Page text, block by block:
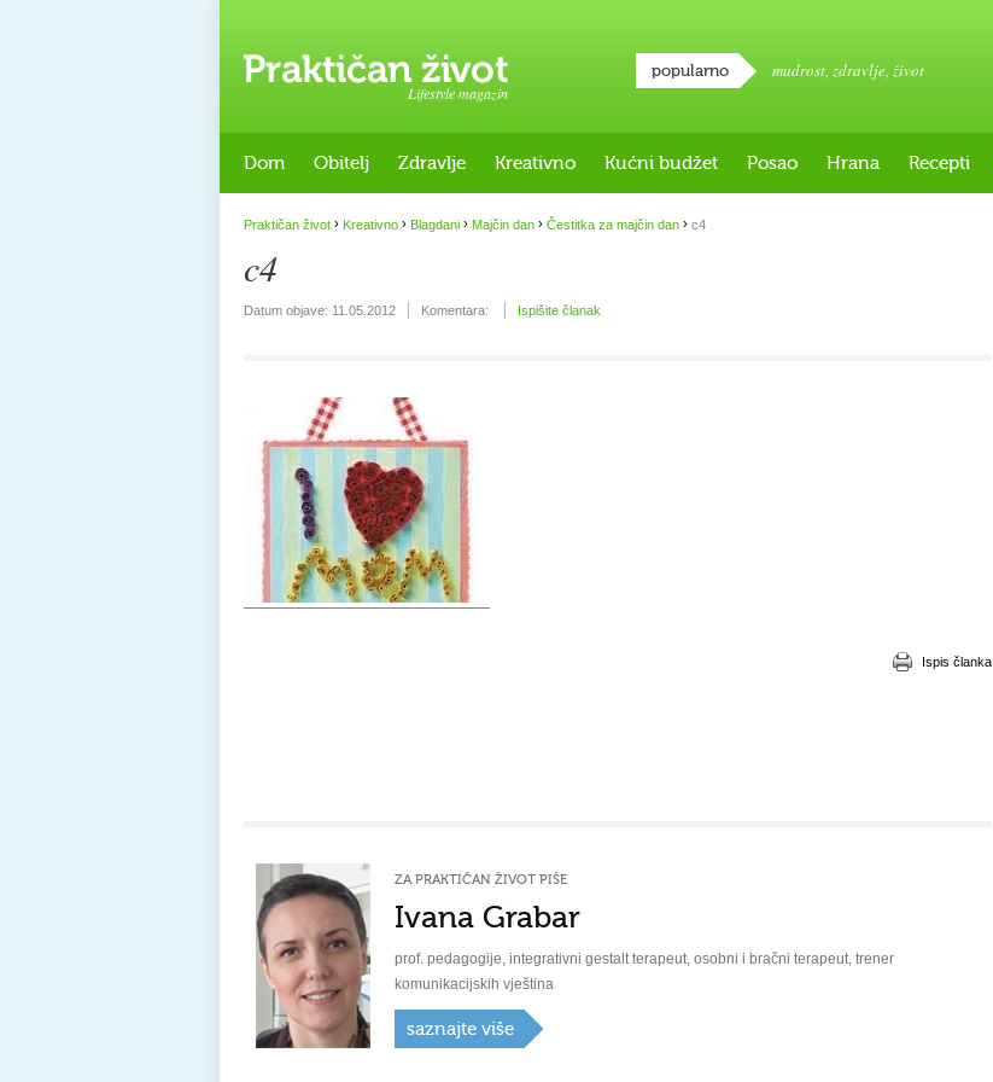
Lifestyle magazin
popularno mudrost, zdravlje, život
Dom Obitelj Zdravlje Kreativno Kućni budžet Posao Hrana Recepti
Praktičan život › Kreativno › Blagdani › Majčin dan › Čestitka za majčin dan › c4
c4
Datum objave: 11.05.2012 Komentara: Ispišite članak
Ispis članka
ZA PRAKTIČAN ŽIVOT PIŠE
Ivana Grabar
prof. pedagogije, integrativni gestalt terapeut, osobni i bračni terapeut, trener
komunikacijskih vještina
saznajte više